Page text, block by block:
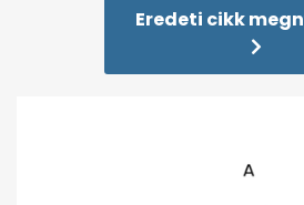
Eredeti cikk